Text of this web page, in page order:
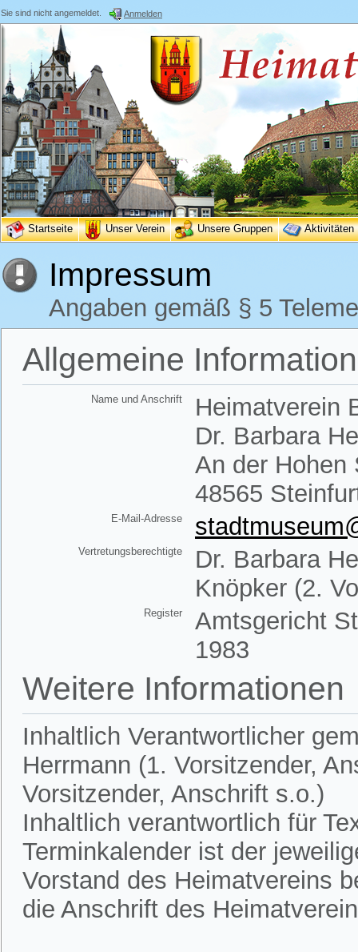
Sie sind nicht angemeldet. Anmelden
Startseite Unser Verein Unsere Gruppen Aktivitäten
Impressum
Angaben gemäß § 5
Allgemeine
Name und Anschrift
Heimatverein
Dr. Barbara
An der Hohen
48565
E-Mail-Adresse
Vertretungsberechtigte
Dr. Barbara
Knöpker (2.
Register
Amtsgericht
1983
Weitere Informationen
Inhaltlich Verantwortlicher
Herrmann (1. Vorsitzender,
Vorsitzender, Anschrift s.o.)
Inhaltlich verantwortlich für
Terminkalender ist der
Vorstand des Heimatvereins
die Anschrift des